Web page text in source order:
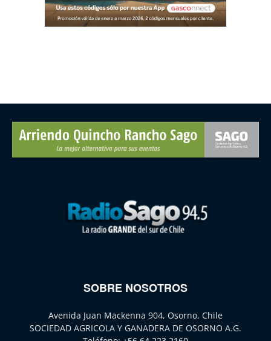
SOBRE NOSOTROS
Avenida Juan Mackenna 904, Osorno, Chile
SOCIEDAD AGRICOLA Y GANADERA DE OSORNO A.G.